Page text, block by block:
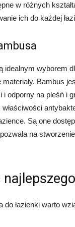
w różnych
ich do każdej
idealnym wyborem
Bambus
odporny na pleśń i
Są one
na
do łazienki warto